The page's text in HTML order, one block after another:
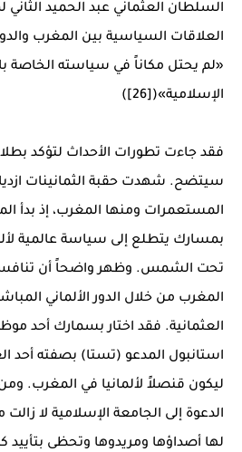
السلطان العثماني عبد الحميد الثاني
العلاقات السياسية بين المغرب
«لم يحتل مكاناً في سياسته الخاصة
الإسلامية»([26])
فقد جاءت تطورات الأحداث لتؤكد
سيتضح. شهدت حقبة الثمانينات
المستعمرات ومنها المغرب، إذ بدأ
بمسارك يتطلع إلى سياسة عالمية
تحت الشمس. وظهر واضحاً أن
المغرب من خلال الدور الألماني
العثمانية. فقد اختار بسمارك أحد
استانبول المدعو (تستا) بصفته أحد
ليكون قنصلاً لألمانيا في المغرب.
الدعوة إلى الجامعة الإسلامية لا
لها أصداؤها ومريدوها وتحظى بتأييد